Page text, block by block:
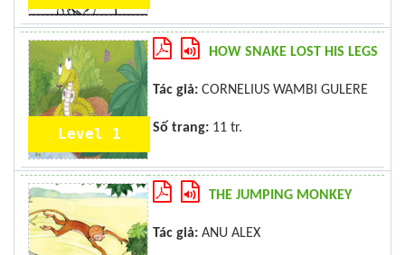
Level 1
HOW SNAKE LOST HIS LEGS
Tác giả: CORNELIUS WAMBI GULERE
Số trang: 11 tr.
THE JUMPING MONKEY
Tác giả: ANU ALEX